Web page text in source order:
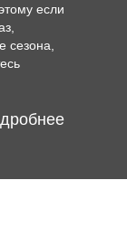
если
сезона,